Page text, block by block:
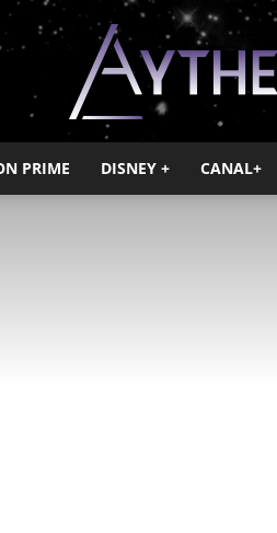
Ayther
PRIME DISNEY + CANAL+